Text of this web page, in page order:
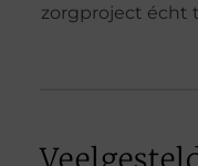
zorgproject écht